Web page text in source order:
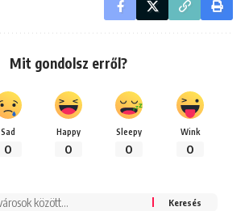
Mit gondolsz erről?
Sad
0
Happy
0
Sleepy
0
Wink
0